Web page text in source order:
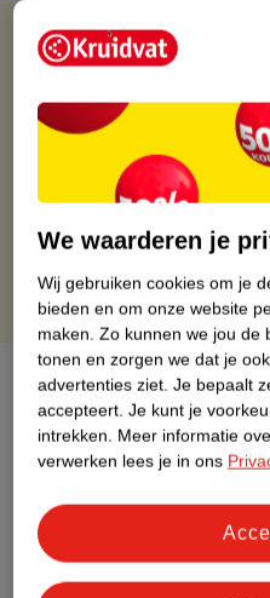
Kruidvat is altijd
Gratis ophalen in de winkel
Op werkdagen voor 22:00
Gratis thuisbezorgd vanaf
Gratis retourneren binnen
Over dit product
Productinformatie
Etiketinformatie
Nature Impact Score
We waarderen je
Wij gebruiken cookies om je
bieden en om onze website
maken. Zo kunnen we jou de
tonen en zorgen we dat je
advertenties ziet. Je bepaalt
accepteert. Je kunt je
intrekken. Meer informatie
verwerken lees je in ons